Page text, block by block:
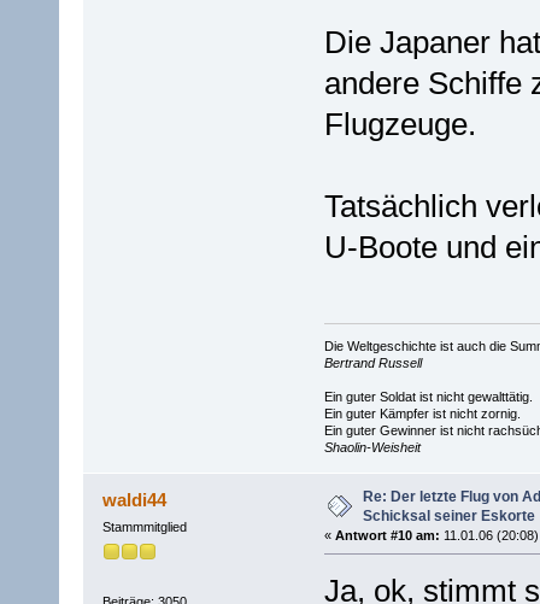
Die Japaner
andere Schiffe
Flugzeuge.
Tatsächlich
U-Boote und
Die Weltgeschichte ist auch die
Bertrand Russell
Ein guter Soldat ist nicht gewalttätig.
Ein guter Kämpfer ist nicht zornig.
Ein guter Gewinner ist nicht
Shaolin-Weisheit
waldi44
Stammmitglied
Beiträge: 3050
Re: Der letzte Flug von
Schicksal seiner Eskorte
« Antwort #10 am: 11.01.06
Ja, ok, stimmt